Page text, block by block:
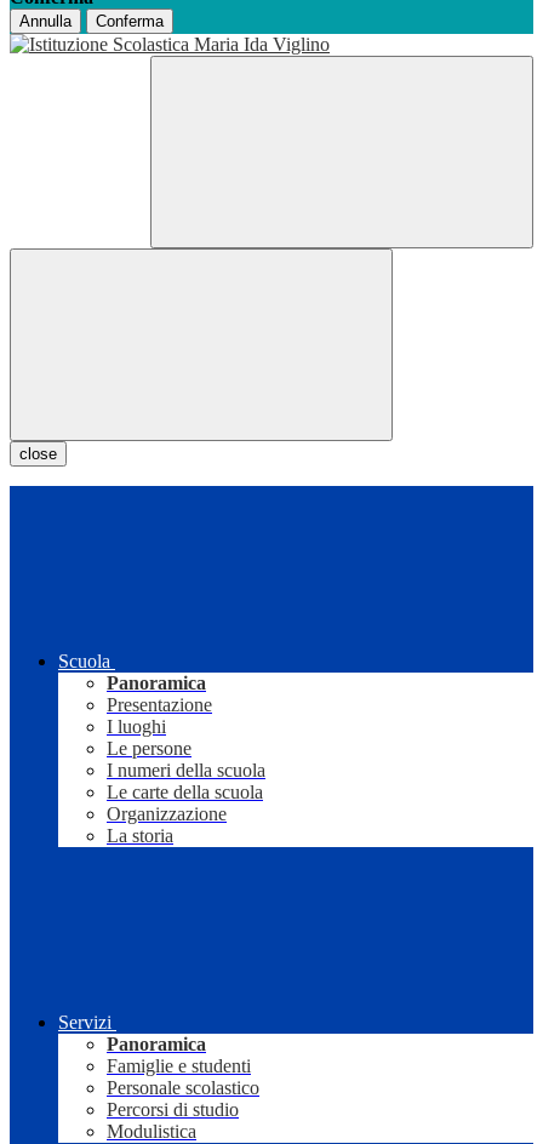
Annulla Conferma
close
Scuola
Panoramica
Presentazione
I luoghi
Le persone
I numeri della scuola
Le carte della scuola
Organizzazione
La storia
Servizi
Panoramica
Famiglie e studenti
Personale scolastico
Percorsi di studio
Modulistica